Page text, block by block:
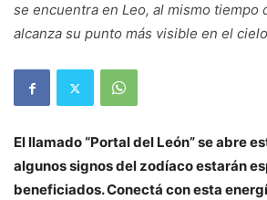
se encuentra en Leo, al mismo tiempo
alcanza su punto más visible en el
El llamado “Portal del León” se abre
algunos signos del zodíaco estarán
beneficiados. Conectá con esta